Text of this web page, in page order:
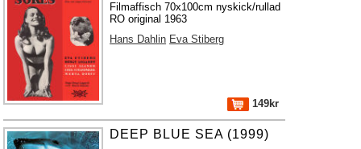
Filmaffisch 70x100cm nyskick/rullad
RO original 1963
Hans Dahlin Eva Stiberg
149kr
DEEP BLUE SEA (1999)